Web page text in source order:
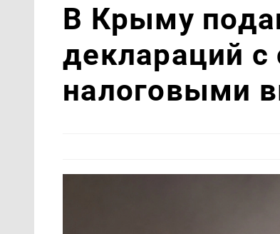
В Крыму
деклараций
налоговыми